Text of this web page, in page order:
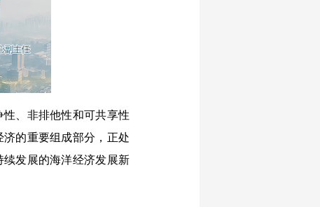
、非排他性和可共享性
的重要组成部分，正处
发展的海洋经济发展新